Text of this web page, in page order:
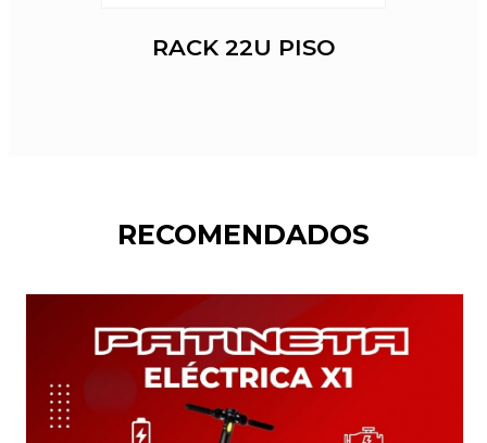
RACK 22U PISO
RECOMENDADOS